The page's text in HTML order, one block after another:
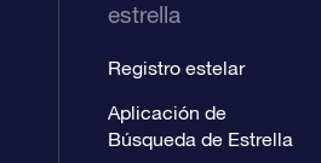
estrella
Registro estelar
Aplicación de
Búsqueda de Estrella